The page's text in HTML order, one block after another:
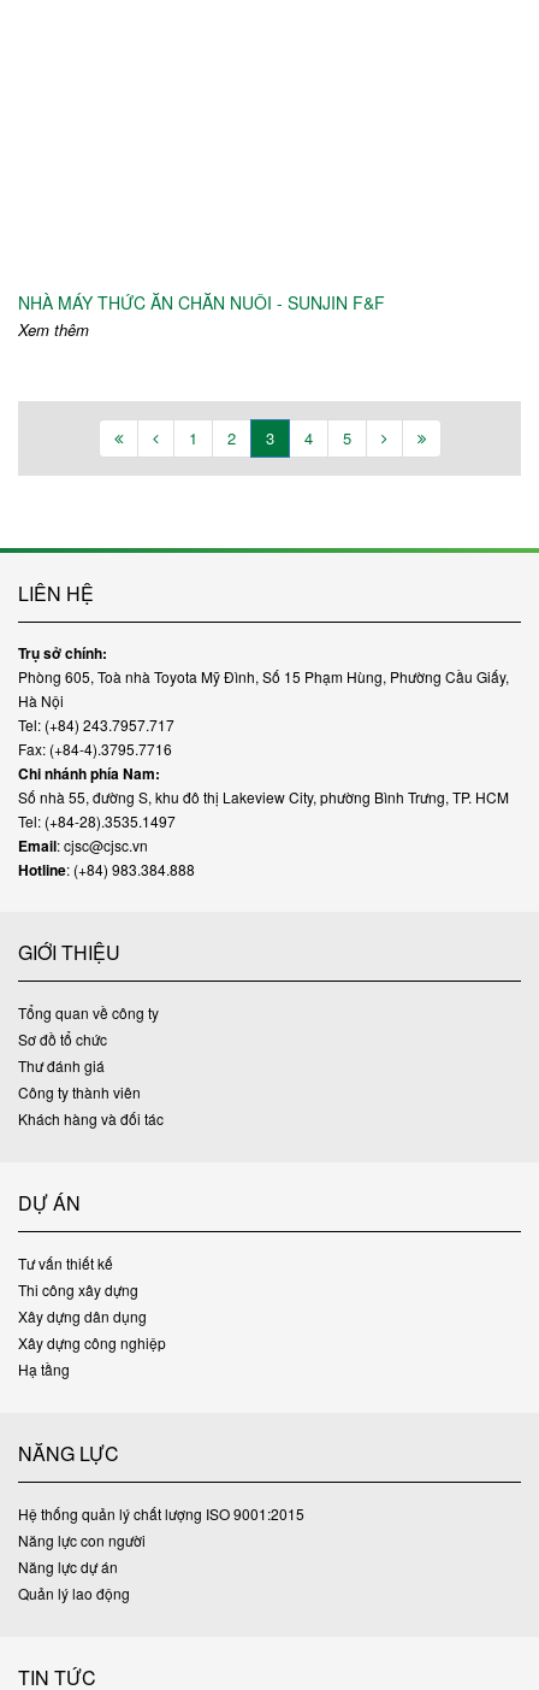
NHÀ MÁY THỨC ĂN CHĂN NUÔI - SUNJIN F&F
Xem thêm
1 2 3 4 5
LIÊN HỆ
Trụ sở chính:
Phòng 605, Toà nhà Toyota Mỹ Đình, Số 15 Phạm Hùng, Phường Cầu Giấy,
Hà Nội
Tel: (+84) 243.7957.717
Fax: (+84-4).3795.7716
Chi nhánh phía Nam:
Số nhà 55, đường S, khu đô thị Lakeview City, phường Bình Trưng, TP. HCM
Tel: (+84-28).3535.1497
Email: cjsc@cjsc.vn
Hotline: (+84) 983.384.888
GIỚI THIỆU
Tổng quan về công ty
Sơ đồ tổ chức
Thư đánh giá
Công ty thành viên
Khách hàng và đối tác
DỰ ÁN
Tư vấn thiết kế
Thi công xây dựng
Xây dựng dân dụng
Xây dựng công nghiệp
Hạ tầng
NĂNG LỰC
Hệ thống quản lý chất lượng ISO 9001:2015
Năng lực con người
Năng lực dự án
Quản lý lao động
TIN TỨC